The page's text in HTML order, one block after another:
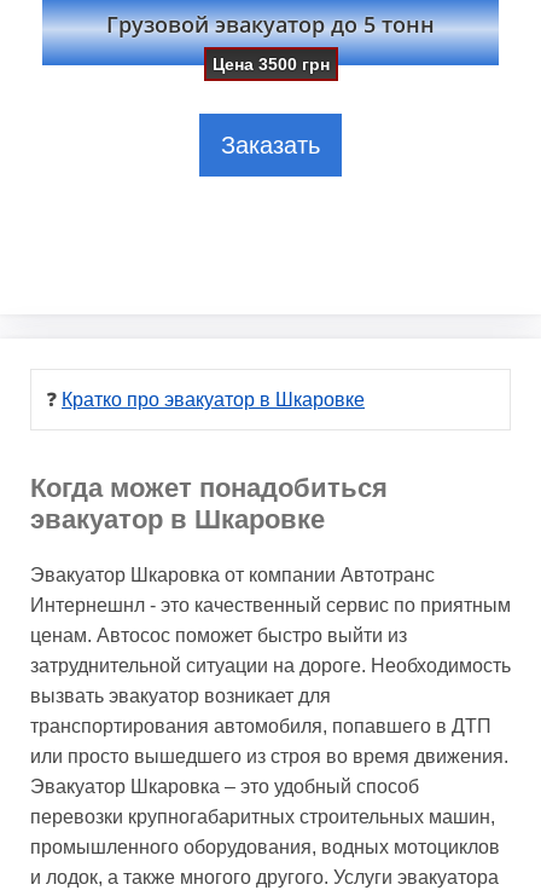
Грузовой эвакуатор до 5 тонн
Цена3500 грн
Заказать
❓ Кратко про эвакуатор в Шкаровке
Когда может понадобиться
эвакуатор в Шкаровке
Эвакуатор Шкаровка от компании Автотранс
Интернешнл - это качественный сервис по приятным
ценам. Автосос поможет быстро выйти из
затруднительной ситуации на дороге. Необходимость
вызвать эвакуатор возникает для
транспортирования автомобиля, попавшего в ДТП
или просто вышедшего из строя во время движения.
Эвакуатор Шкаровка – это удобный способ
перевозки крупногабаритных строительных машин,
промышленного оборудования, водных мотоциклов
и лодок, а также многого другого. Услуги эвакуатора